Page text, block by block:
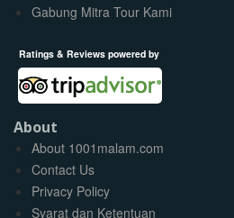
Gabung Mitra Tour Kami
Ratings & Reviews powered by
About
About 1001malam.com
Contact Us
Privacy Policy
Syarat dan Ketentuan